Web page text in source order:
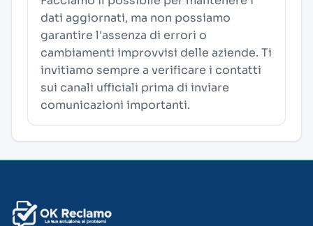
dati aggiornati, ma non possiamo
garantire l'assenza di errori o
cambiamenti improvvisi delle aziende. Ti
invitiamo sempre a verificare i contatti
sui canali ufficiali prima di inviare
comunicazioni importanti.